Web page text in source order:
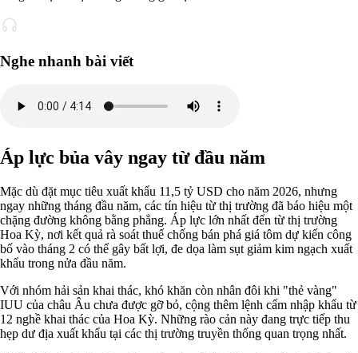
Nghe nhanh bài viết
Áp lực bủa vây ngay từ đầu năm
Mặc dù đặt mục tiêu xuất khẩu 11,5 tỷ USD cho năm 2026, nhưng
ngay những tháng đầu năm, các tín hiệu từ thị trường đã báo hiệu một
chặng đường không bằng phẳng. Áp lực lớn nhất đến từ thị trường
Hoa Kỳ, nơi kết quả rà soát thuế chống bán phá giá tôm dự kiến công
bố vào tháng 2 có thể gây bất lợi, đe dọa làm sụt giảm kim ngạch xuất
khẩu trong nửa đầu năm.
Với nhóm hải sản khai thác, khó khăn còn nhân đôi khi "thẻ vàng"
IUU của châu Âu chưa được gỡ bỏ, cộng thêm lệnh cấm nhập khẩu từ
12 nghề khai thác của Hoa Kỳ. Những rào cản này đang trực tiếp thu
hẹp dư địa xuất khẩu tại các thị trường truyền thống quan trọng nhất.